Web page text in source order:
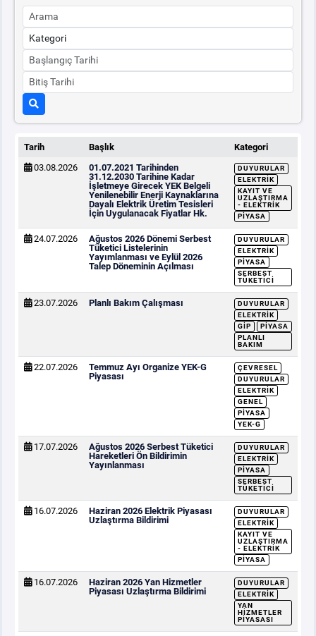
BÜLTENLER
DUYURULAR
BT HİZMET YÖNETİM SİSTEMİ POLİTİKAMIZ
Tarih Başlık
Kategori
03.08.2026
01.07.2021 Tarihinden
31.12.2030 Tarihine Kadar
İşletmeye Girecek YEK Belgeli
Yenilenebilir Enerji Kaynaklarına
Dayalı Elektrik Üretim Tesisleri
İçin Uygulanacak Fiyatlar Hk.
DUYURULAR
ELEKTRIK
KAYIT VE
UZLAŞTIRMA
- ELEKTRIK
PIYASA
24.07.2026
Ağustos 2026 Dönemi Serbest
Tüketici Listelerinin
Yayımlanması ve Eylül 2026
Talep Döneminin Açılması
DUYURULAR
ELEKTRIK
PIYASA
SERBEST
TÜKETICI
23.07.2026 Planlı Bakım Çalışması
DUYURULAR
ELEKTRIK
GİP
PIYASA
PLANLI
BAKIM
22.07.2026
Temmuz Ayı Organize YEK-G
Piyasası
ÇEVRESEL
DUYURULAR
ELEKTRIK
GENEL
PIYASA
YEK-G
17.07.2026
Ağustos 2026 Serbest Tüketici
Hareketleri Ön Bildirimin
Yayınlanması
DUYURULAR
ELEKTRIK
PIYASA
SERBEST
TÜKETICI
16.07.2026
Haziran 2026 Elektrik Piyasası
Uzlaştırma Bildirimi
DUYURULAR
ELEKTRIK
KAYIT VE
UZLAŞTIRMA
- ELEKTRIK
PIYASA
16.07.2026
Haziran 2026 Yan Hizmetler
Piyasası Uzlaştırma Bildirimi
DUYURULAR
ELEKTRIK
YAN
HIZMETLER
PIYASASI